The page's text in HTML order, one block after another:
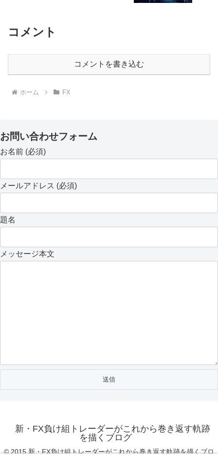
コメント
コメントを書き込む
ホーム FX
お問い合わせフォーム
お名前 (必須)
メールアドレス (必須)
題名
メッセージ本文
新・FX負け組トレーダーがこれから巻き返す軌跡
を描くブログ
© 2015 新・FX負け組トレーダーがこれから巻き返す軌跡を描くブロ